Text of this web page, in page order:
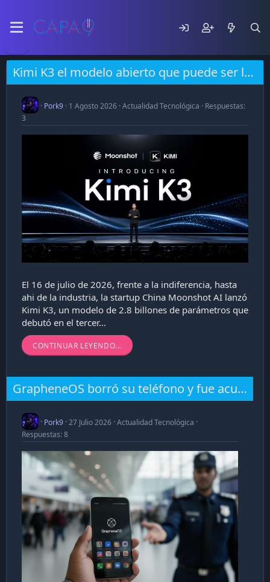
Kimi K3 el modelo abierto que puede ser la clave de algo mucho mas grande
Pork9 1 Agosto 2026 Actualidad Tecnológica
Respuestas:
3
El 16 de julio de 2026, frente a la indiferencia, hasta
ahi de la industria, la startup China Moonshot AI lanzó
Kimi K3, un modelo de 2.8 billones de parámetros que
debutó en el tercer...
CONTINUAR LEYENDO...
GrapheneOS borró su teléfono y fue acusado de destruir evidencia
Pork9 27 Julio 2026 Actualidad Tecnológica
Respuestas: 8